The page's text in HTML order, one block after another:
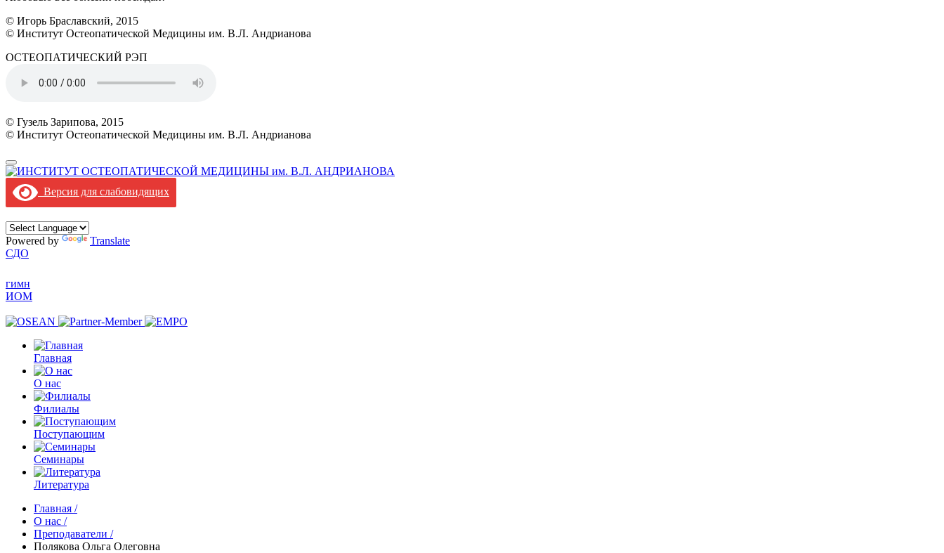
© Игорь Браславский, 2015
© Институт Остеопатической Медицины им. В.Л. Андрианова
ОСТЕОПАТИЧЕСКИЙ РЭП
© Гузель Зарипова, 2015
© Институт Остеопатической Медицины им. В.Л. Андрианова
Версия для слабовидящих
Powered by
Translate
СДО
гимн
ИОМ
Главная
О нас
Филиалы
Поступающим
Семинары
Литература
Главная /
О нас /
Преподаватели /
Полякова Ольга Олеговна